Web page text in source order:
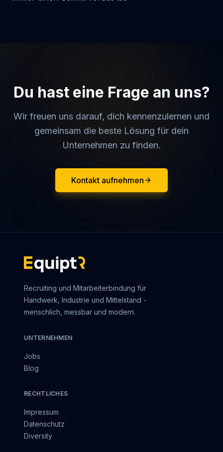
Du hast eine Frage an uns?
Wir freuen uns darauf, dich kennenzulernen und
gemeinsam die beste Lösung für dein
Unternehmen zu finden.
Kontakt aufnehmen
Recruiting und Mitarbeiterbindung für
Handwerk, Industrie und Mittelstand -
menschlich, messbar und modern.
UNTERNEHMEN
Jobs
Blog
RECHTLICHES
Impressum
Datenschutz
Diversity